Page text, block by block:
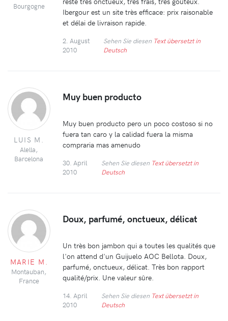
Bourgogne
Ibergour est un site très efficace: prix raisonable
et délai de livraison rapide.
2. August
2010
Sehen Sie diesen Text übersetzt in
Deutsch
LUIS M.
Alella,
Barcelona
Muy buen producto
Muy buen producto pero un poco costoso si no
fuera tan caro y la calidad fuera la misma
compraria mas amenudo
30. April
2010
Sehen Sie diesen Text übersetzt in
Deutsch
MARIE M.
Montauban,
France
Doux, parfumé, onctueux, délicat
Un très bon jambon qui a toutes les qualités que
l'on attend d'un Guijuelo AOC Bellota. Doux,
parfumé, onctueux, délicat. Très bon rapport
qualité/prix. Une valeur sûre.
14. April
2010
Sehen Sie diesen Text übersetzt in
Deutsch